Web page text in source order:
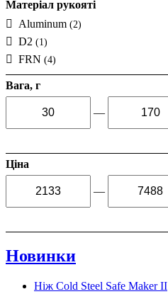
Матеріал рукояті
Aluminum (2)
D2 (1)
FRN (4)
Вага, г
—
Ціна
—
Новинки
Ніж Cold Steel Safe Maker II